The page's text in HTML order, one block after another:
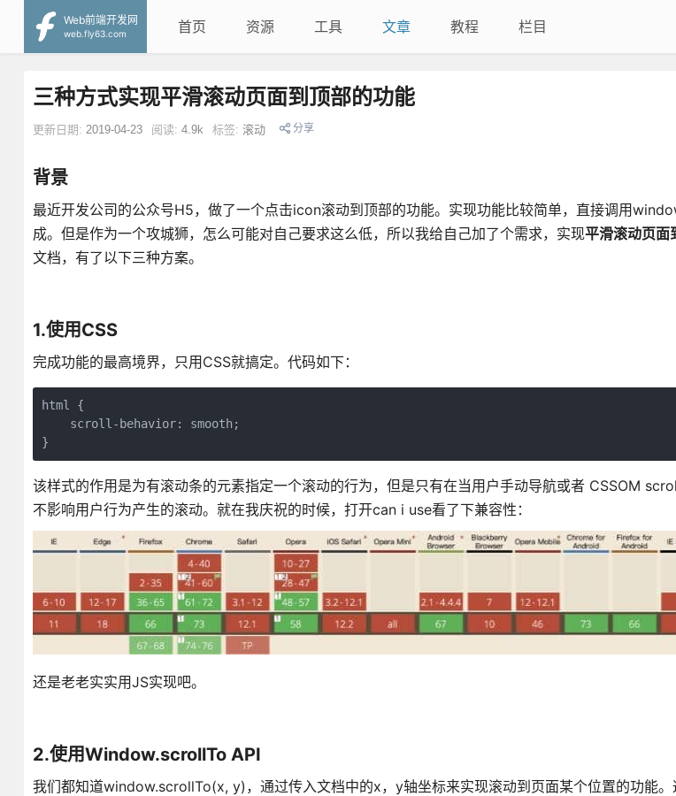
Web前端开发网
web.fly63.com
首页 资源 工具 文章 教程 栏目
三种方式实现平滑滚动页面到顶部的功能
更新日期: 2019-04-23 阅读: 4.9k 标签: 滚动 分享
背景
最近开发公司的公众号H5，做了一个点击icon滚动到顶部的功能。实现功能比较简单，直接调用
成。但是作为一个攻城狮，怎么可能对自己要求这么低，所以我给自己加了个需求，实现平滑滚动页面
文档，有了以下三种方案。
1.使用CSS
完成功能的最高境界，只用CSS就搞定。代码如下：
html {
    scroll-behavior: smooth;
}
该样式的作用是为有滚动条的元素指定一个滚动的行为，但是只有在当用户手动导航或者 CSSOM
不影响用户行为产生的滚动。就在我庆祝的时候，打开can i use看了下兼容性：
还是老老实实用JS实现吧。
2.使用Window.scrollTo API
我们都知道window.scrollTo(x, y)，通过传入文档中的x，y轴坐标来实现滚动到页面某个位置的功能